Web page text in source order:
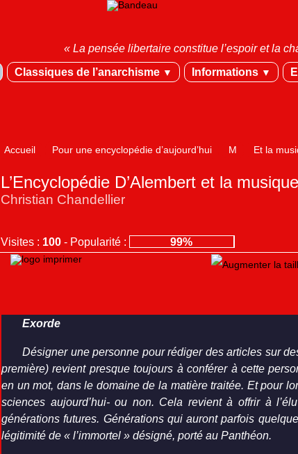
« La pensée libertaire constitue l’espoir et la
Classiques de l’anarchisme ▼ Informations ▼
Accueil Pour une encyclopédie d’aujourd’hui M Et la
L’Encyclopédie D’Alembert et la musique
Christian Chandellier
Visites : 100 - Popularité : 99%
Exorde
Désigner une personne pour rédiger des articles sur
première) revient presque toujours à conférer à cette
en un mot, dans le domaine de la matière traitée. Et pour
sciences aujourd’hui- ou non. Cela revient à offrir à
générations futures. Générations qui auront parfois
légitimité de « l’immortel » désigné, porté au Panthéon.